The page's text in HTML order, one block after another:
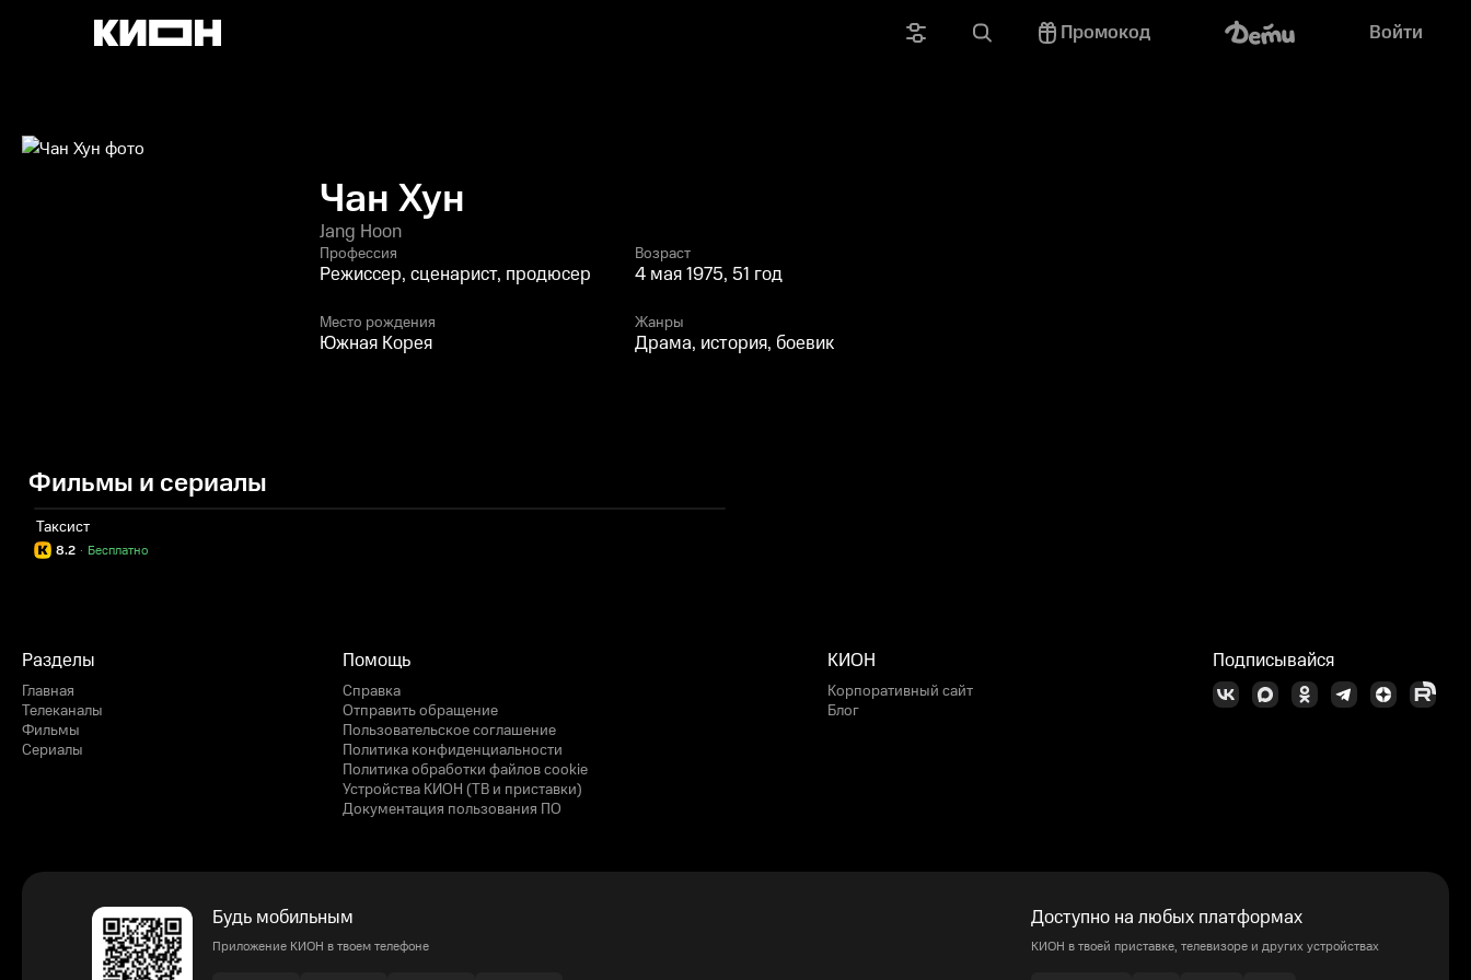
Промокод Войти
Чан Хун
Jang Hoon
Профессия
Режиссер, сценарист, продюсер
Возраст
4 мая 1975, 51 год
Место рождения
Южная Корея
Жанры
Драма, история, боевик
Фильмы и сериалы
Таксист
8.2 Бесплатно
·
Разделы
Главная
Телеканалы
Фильмы
Сериалы
Помощь
Справка
Отправить обращение
Пользовательское соглашение
Политика конфиденциальности
Политика обработки файлов cookie
Устройства КИОН (ТВ и приставки)
Документация пользования ПО
КИОН
Корпоративный сайт
Блог
Подписывайся
Будь мобильным
Приложение КИОН в твоем телефоне
Доступно на любых платформах
КИОН в твоей приставке, телевизоре и других устройствах